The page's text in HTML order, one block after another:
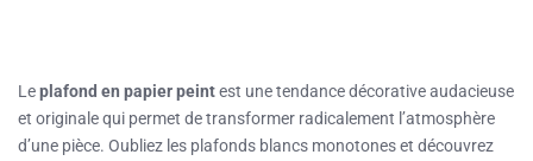
Leplafond en papier peintest une tendance décorative audacieuse
et originale qui permet de transformer radicalement l’atmosphère
d’une pièce. Oubliez les plafonds blancs monotones et découvrez